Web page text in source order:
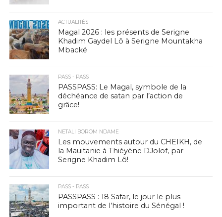
ACTUALITÉS
Magal 2026 : les présents de Serigne
Khadim Gaydel Lô à Serigne Mountakha
Mbacké
PASS - PASS
PASSPASS: Le Magal, symbole de la
déchéance de satan par l’action de
grâce!
NETALI BOROM NDAME
Les mouvements autour du CHEIKH, de
la Mauitanie à Thiéyène DJolof, par
Serigne Khadim Lô!
PASS - PASS
PASSPASS : 18 Safar, le jour le plus
important de l’histoire du Sénégal !